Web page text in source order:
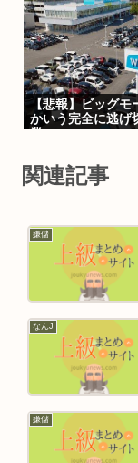
【悲報】ビッグモ
かいう完全に逃げ
業
関連記事
嫌儲
なんJ
嫌儲